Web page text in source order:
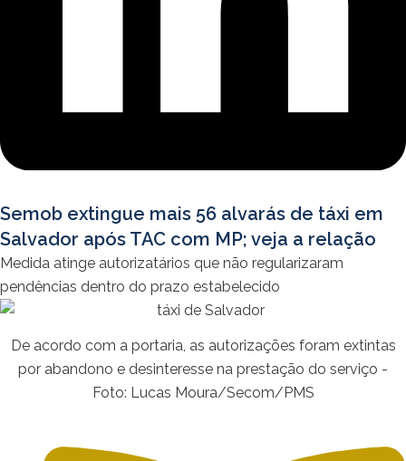
Semob extingue mais 56 alvarás de táxi em
Salvador após TAC com MP; veja a relação
Medida atinge autorizatários que não regularizaram
pendências dentro do prazo estabelecido
De acordo com a portaria, as autorizações foram extintas
por abandono e desinteresse na prestação do serviço -
Foto: Lucas Moura/Secom/PMS